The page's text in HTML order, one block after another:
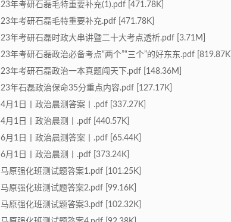
23年考研石磊毛特重要补充(1).pdf [471.78K]
23年考研石磊毛特重要补充.pdf [471.78K]
23年考研石磊时政大串讲暨二十大考点透析.pdf [3.71M]
23年考研石磊政治必备考点“两个”“三个”的好东东.pdf [819.87K]
23年考研石磊政治一本真题闯天下.pdf [148.36M]
23年石磊政治保命35分重点内容.pdf [127.17K]
4月1日丨政治晨测答案丨.pdf [337.27K]
4月1日丨政治晨测丨.pdf [440.57K]
6月1日丨政治晨测答案丨.pdf [65.44K]
6月1日丨政治晨测丨.pdf [373.24K]
马原强化班测试题答案1.pdf [101.25K]
马原强化班测试题答案2.pdf [99.16K]
马原强化班测试题答案3.pdf [102.32K]